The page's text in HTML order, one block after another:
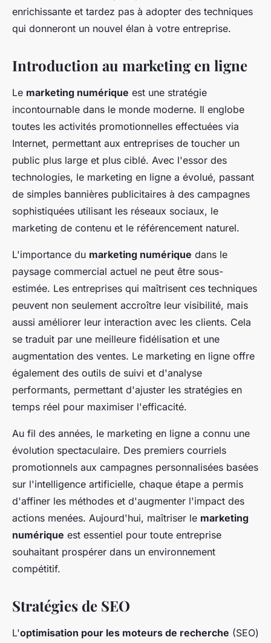
enrichissante et tardez pas à adopter des techniques
qui donneront un nouvel élan à votre entreprise.
Introduction au marketing en ligne
Le marketing numérique est une stratégie
incontournable dans le monde moderne. Il englobe
toutes les activités promotionnelles effectuées via
Internet, permettant aux entreprises de toucher un
public plus large et plus ciblé. Avec l'essor des
technologies, le marketing en ligne a évolué, passant
de simples bannières publicitaires à des campagnes
sophistiquées utilisant les réseaux sociaux, le
marketing de contenu et le référencement naturel.
L'importance du marketing numérique dans le
paysage commercial actuel ne peut être sous-
estimée. Les entreprises qui maîtrisent ces techniques
peuvent non seulement accroître leur visibilité, mais
aussi améliorer leur interaction avec les clients. Cela
se traduit par une meilleure fidélisation et une
augmentation des ventes. Le marketing en ligne offre
également des outils de suivi et d'analyse
performants, permettant d'ajuster les stratégies en
temps réel pour maximiser l'efficacité.
Au fil des années, le marketing en ligne a connu une
évolution spectaculaire. Des premiers courriels
promotionnels aux campagnes personnalisées basées
sur l'intelligence artificielle, chaque étape a permis
d'affiner les méthodes et d'augmenter l'impact des
actions menées. Aujourd'hui, maîtriser le marketing
numérique est essentiel pour toute entreprise
souhaitant prospérer dans un environnement
compétitif.
Stratégies de SEO
L'optimisation pour les moteurs de recherche (SEO)